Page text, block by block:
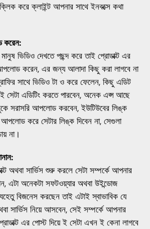
করে ক্লাইন্ট আপনার সাথে ইনবক্সে কথা
করেন:
ভিডিও দেখতে পছন্দ করে তাই প্রোডাক্ট এর
আপলোড করেন, এর জন্য আলাদা কিছু করা লাগবে না
সাথে ভিডিও টা ও করে ফেলেন, কিছু এডিট
এডিটিং করতে পারবেন, অনেক এপ্স আছে
সরাসরি আপলোড করবেন, ইউটিউবের লিঙ্ক
করে সেটার লিঙ্ক দিবেন না, সেগুলা
না।
অথবা সার্ভিস শুরু করলে সেটা সম্পর্কে আপনার
এটা অনেকটা সফটওয়্যার অথবা উইন্ডোজ
বিজনেস করছেন তাই এটাই স্বাভাবিক যে
সার্ভিস নিয়ে আসবেন, সেই সম্পর্কে আপনার
এর পোস্ট দিয়ে ই সেটা এখন ই কেনা লাগবে